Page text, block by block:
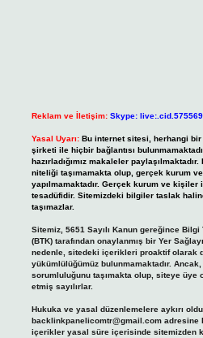
Reklam ve İletişim: Skype:
Yasal Uyarı: Bu internet sitesi, herhangi
şirketi ile hiçbir bağlantısı
hazırladığımız makaleler
niteliği taşımamakta olup, gerçek kurum
yapılmamaktadır. Gerçek kurum ve
tesadüfidir. Sitemizdeki bilgiler taslak
taşımazlar.
Sitemiz, 5651 Sayılı Kanun gereğince
(BTK) tarafından onaylanmış bir Yer
nedenle, sitedeki içerikleri proaktif olarak
yükümlülüğümüz bulunmamaktadır.
sorumluluğunu taşımakta olup, siteye üye
etmiş sayılırlar.
Hukuka ve yasal düzenlemelere aykırı
backlinkpanelicomtr@gmail.comadresine
içerikler yasal süre içerisinde sitemizden